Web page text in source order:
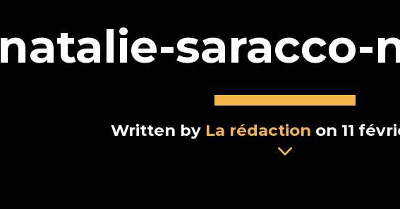
natalie-saracco-
Written by La rédaction on 11